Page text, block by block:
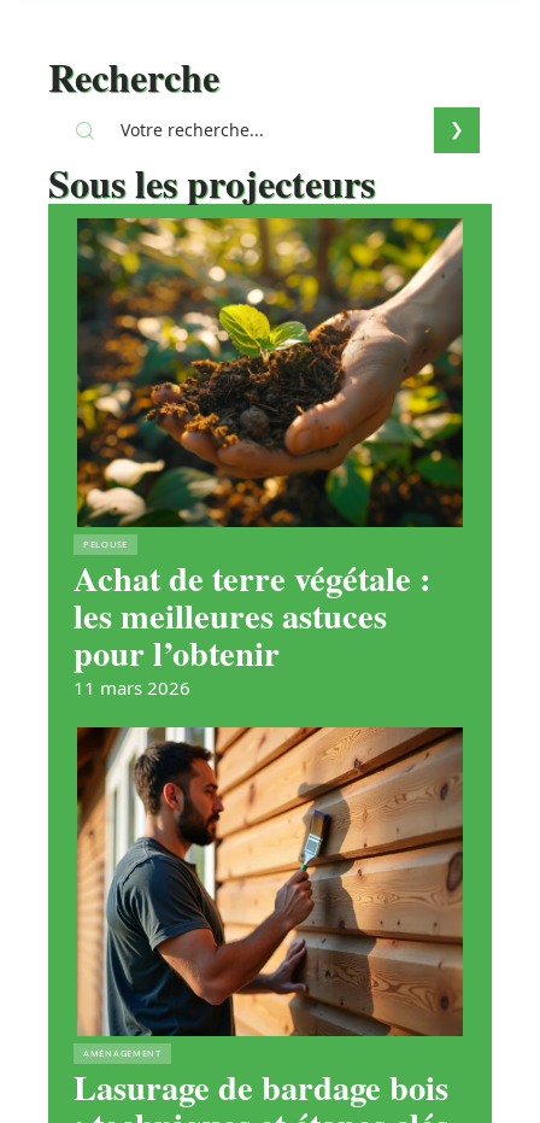
Recherche
Sous les projecteurs
PELOUSE
Achat de terre végétale :
les meilleures astuces
pour l’obtenir
11 mars 2026
AMÉNAGEMENT
Lasurage de bardage bois